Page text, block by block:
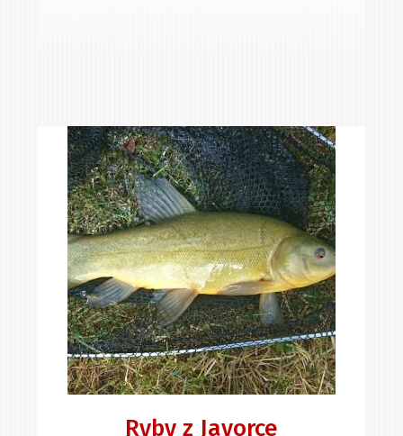
Ryby z Javorce